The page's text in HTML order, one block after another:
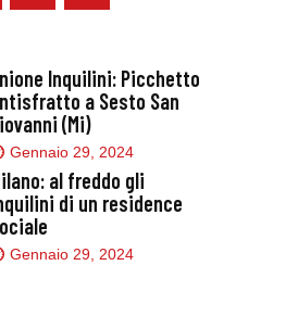
Inquilini: Picchetto
a Sesto San
(Mi)
Gennaio 29, 2024
al freddo gli
di un residence
Gennaio 29, 2024